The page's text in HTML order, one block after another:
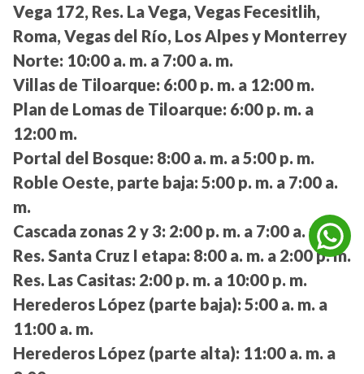
Vega 172, Res. La Vega, Vegas Fecesitlih,
Roma, Vegas del Río, Los Alpes y Monterrey
Norte: 10:00 a. m. a 7:00 a. m.
Villas de Tiloarque: 6:00 p. m. a 12:00 m.
Plan de Lomas de Tiloarque: 6:00 p. m. a
12:00 m.
Portal del Bosque: 8:00 a. m. a 5:00 p. m.
Roble Oeste, parte baja: 5:00 p. m. a 7:00 a.
m.
Cascada zonas 2 y 3: 2:00 p. m. a 7:00 a. m.
Res. Santa Cruz I etapa: 8:00 a. m. a 2:00 p. m.
Res. Las Casitas: 2:00 p. m. a 10:00 p. m.
Herederos López (parte baja): 5:00 a. m. a
11:00 a. m.
Herederos López (parte alta): 11:00 a. m. a